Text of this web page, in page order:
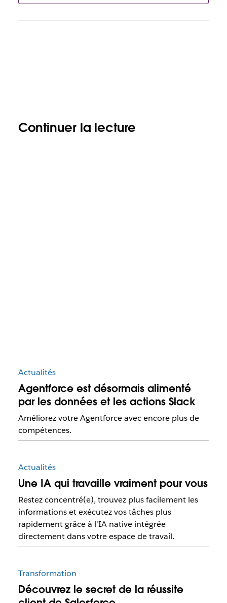
Continuer la lecture
Actualités
Agentforce est désormais alimenté
par les données et les actions Slack
Améliorez votre Agentforce avec encore plus de
compétences.
Actualités
Une IA qui travaille vraiment pour vous
Restez concentré(e), trouvez plus facilement les
informations et exécutez vos tâches plus
rapidement grâce à l'IA native intégrée
directement dans votre espace de travail.
Transformation
Découvrez le secret de la réussite